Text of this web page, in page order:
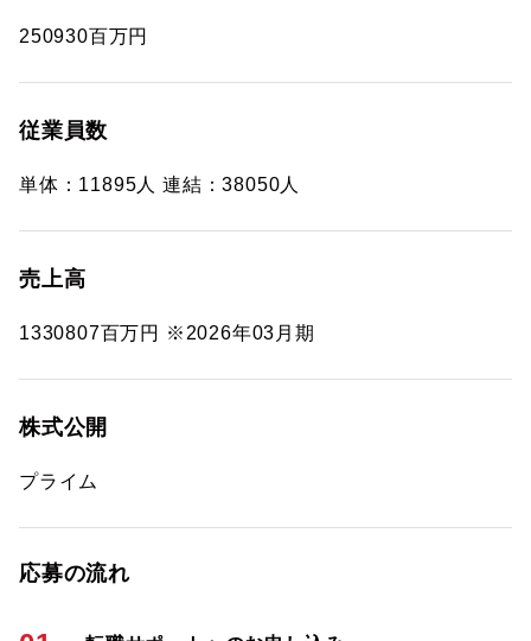
250930百万円
従業員数
単体：11895人 連結：38050人
売上高
1330807百万円 ※2026年03月期
株式公開
プライム
応募の流れ